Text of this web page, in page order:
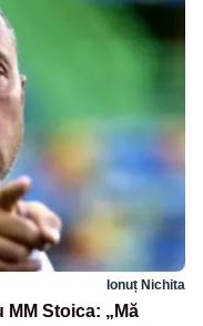
Ionuț Nichita
Stoica: „Mă